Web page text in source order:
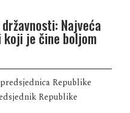
Najveća
koji je čine boljom
Republike
Republike